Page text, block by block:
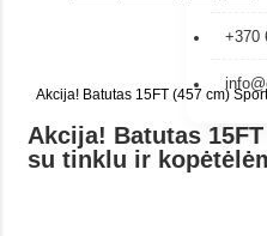
+370
Akcija! Batutas 15FT (457 cm)
Akcija! Batutas
su tinklu ir